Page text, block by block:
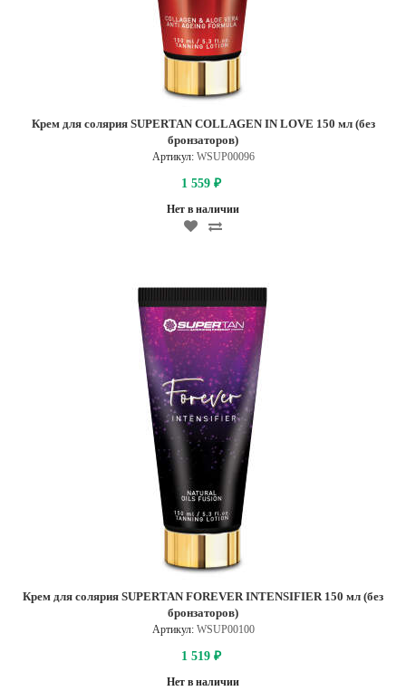
Крем для солярия SUPERTAN COLLAGEN IN LOVE 150 мл (без
бронзаторов)
Артикул: WSUP00096
1 559 ₽
Нет в наличии
Крем для солярия SUPERTAN FOREVER INTENSIFIER 150 мл (без
бронзаторов)
Артикул: WSUP00100
1 519 ₽
Нет в наличии